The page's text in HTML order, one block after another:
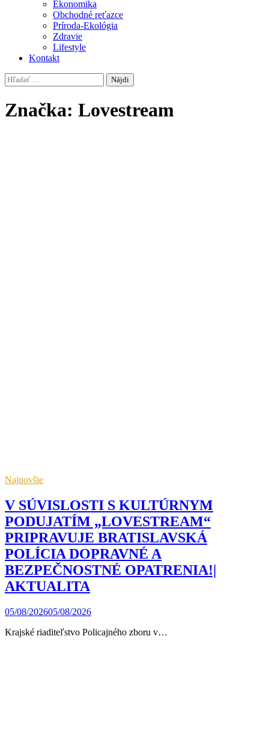
Ekonomika
Obchodné reťazce
Príroda-Ekológia
Zdravie
Lifestyle
Kontakt
Hľadať:
Značka: Lovestream
Najnovšie
V SÚVISLOSTI S KULTÚRNYM
PODUJATÍM „LOVESTREAM“
PRIPRAVUJE BRATISLAVSKÁ
POLÍCIA DOPRAVNÉ A
BEZPEČNOSTNÉ OPATRENIA!|
AKTUALITA
05/08/202605/08/2026
Krajské riaditeľstvo Policajného zboru v…